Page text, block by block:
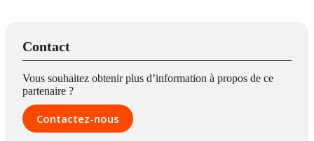
Contact
Vous souhaitez obtenir plus d’information à propos de ce
partenaire ?
Contactez-nous